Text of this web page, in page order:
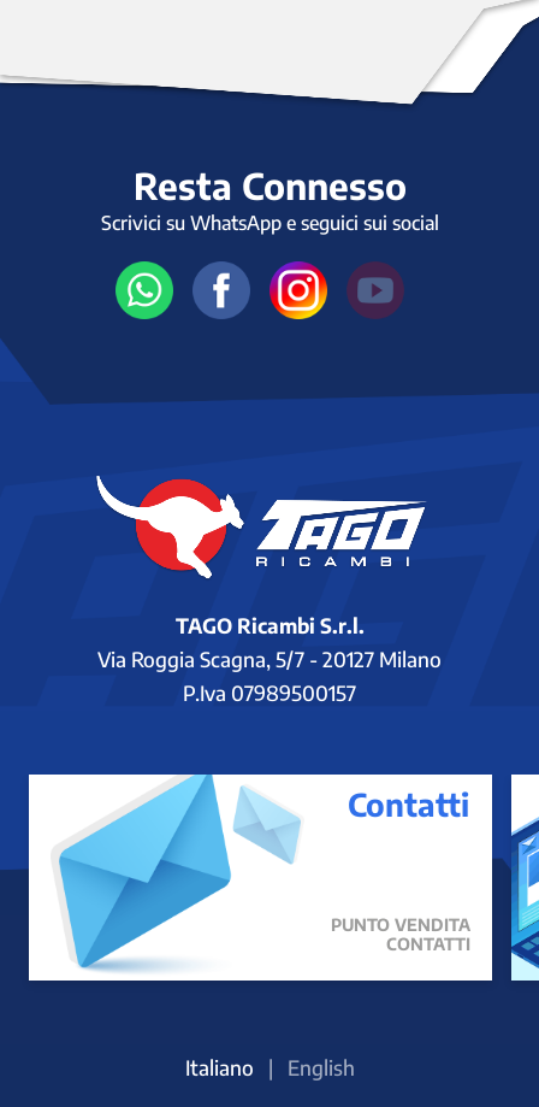
Resta Connesso
Scrivici su WhatsApp e seguici sui social
TAGO Ricambi S.r.l.
Via Roggia Scagna, 5/7 - 20127 Milano
P.Iva 07989500157
Contatti
PUNTO VENDITA
CONTATTI
Italiano | English